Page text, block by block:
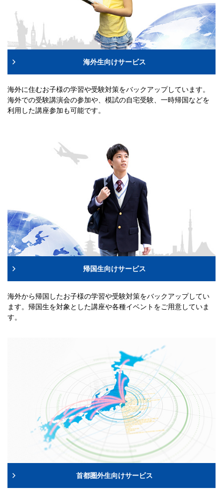
海外生向けサービス
海外に住むお子様の学習や受験対策をバックアップしています。
海外での受験講演会の参加や、模試の自宅受験、一時帰国などを
利用した講座参加も可能です。
帰国生向けサービス
海外から帰国したお子様の学習や受験対策をバックアップしてい
ます。帰国生を対象とした講座や各種イベントをご用意していま
す。
首都圏外生向けサービス